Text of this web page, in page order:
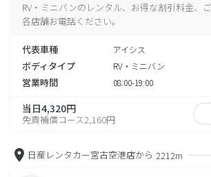
RV・ミニバンのレンタル、お得な割引料金、
各店舗お電話ください。
代表車種 アイシス
ボディタイプ RV・ミニバン
営業時間 08:00-19:00
当日4,320円
免責補償コース2,160円
日産レンタカー宮古空港店から 2212m